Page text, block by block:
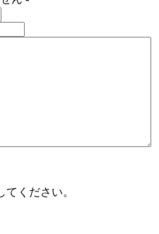
てください。